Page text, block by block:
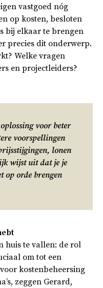
vastgoed nóg
op kosten, besloten
bij elkaar te brengen
precies dit onderwerp.
Welke vragen
en projectleiders?
voor beter
voorspellingen
lonen
wijst uit dat je je
op orde brengen
huis te vallen: de rol
om tot een
kostenbeheersing
zeggen Gerard,